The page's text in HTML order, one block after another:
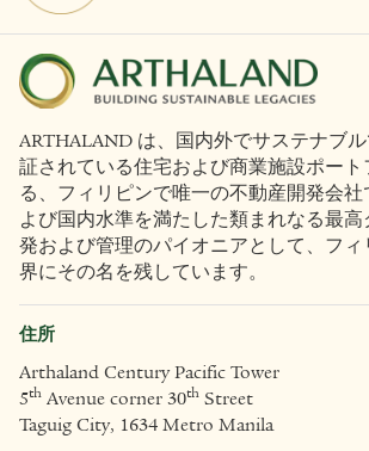
ARTHALAND は、国内外でサステナブル
証されている住宅および商業施設ポー
る、フィリピンで唯一の不動産開発会
よび国内水準を満たした類まれなる最高
発および管理のパイオニアとして、フ
界にその名を残しています。
住所
Arthaland Century Pacific Tower
5th Avenue corner 30th Street
Taguig City, 1634 Metro Manila